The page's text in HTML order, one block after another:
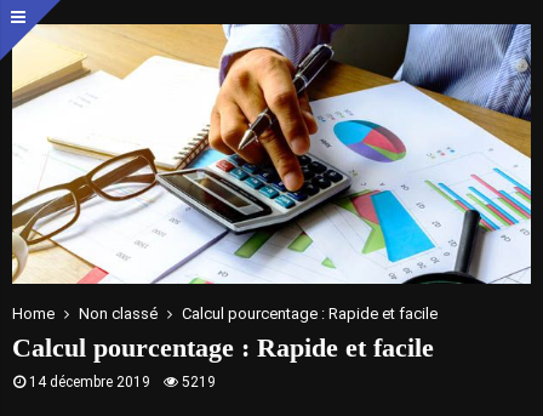
Home Non classé Calcul pourcentage : Rapide et facile
Calcul pourcentage : Rapide et facile
14 décembre 2019 5219